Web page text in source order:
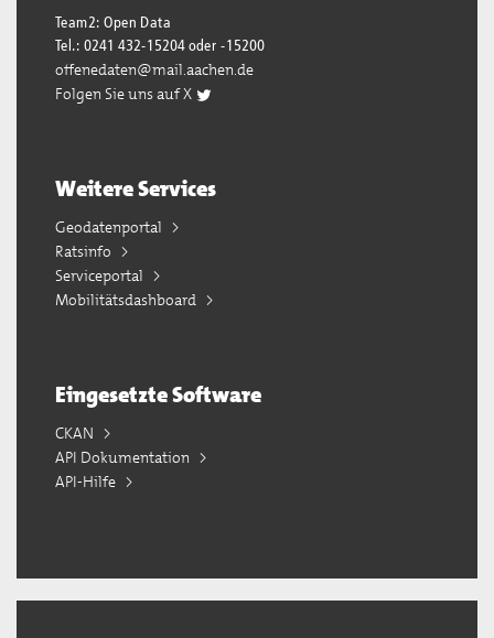
Team2: Open Data
Tel.: 0241 432-15204 oder -15200
offenedaten@mail.aachen.de
Folgen Sie uns auf X
Weitere Services
Geodatenportal
Ratsinfo
Serviceportal
Mobilitätsdashboard
Eingesetzte Software
CKAN
API Dokumentation
API-Hilfe